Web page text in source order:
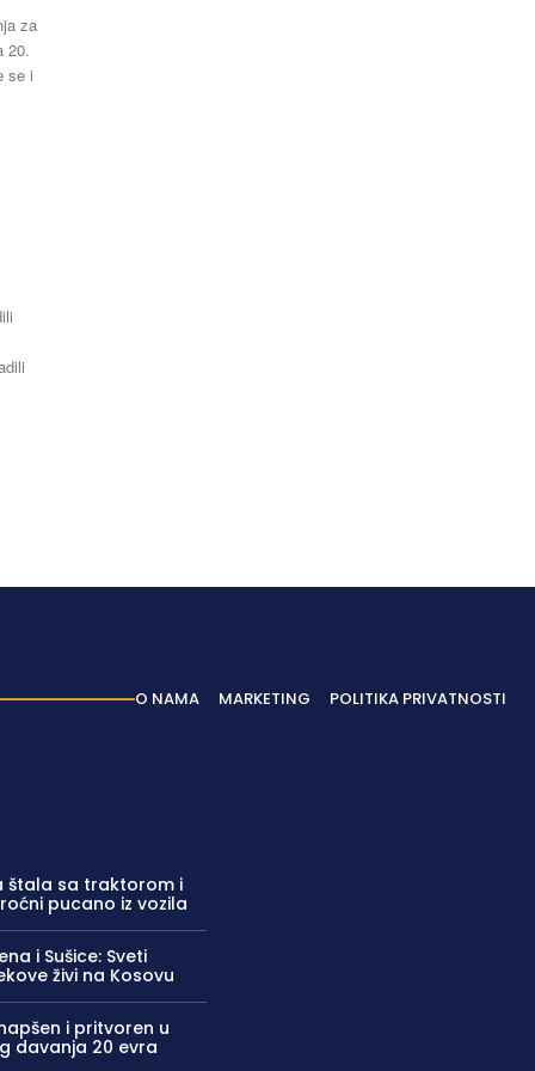
za
20.
O NAMA MARKETING POLITIKA PRIVATNOSTI
štala sa traktorom i
pucano iz vozila
i Sušice: Sveti
živi na Kosovu
i pritvoren u
davanja 20 evra